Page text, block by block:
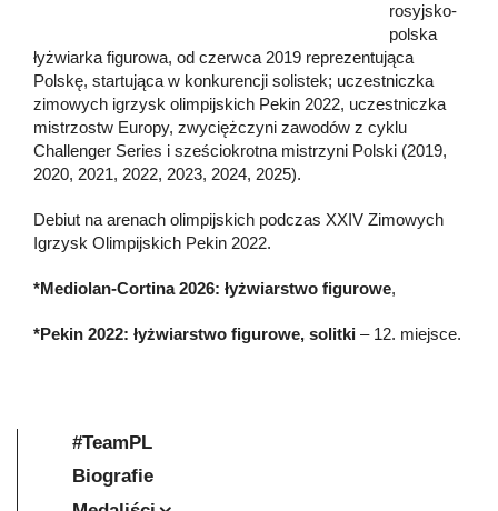
rosyjsko-
polska
łyżwiarka figurowa, od czerwca 2019 reprezentująca
Polskę, startująca w konkurencji solistek; uczestniczka
zimowych igrzysk olimpijskich Pekin 2022, uczestniczka
mistrzostw Europy, zwyciężczyni zawodów z cyklu
Challenger Series i sześciokrotna mistrzyni Polski (2019,
2020, 2021, 2022, 2023, 2024, 2025).
Debiut na arenach olimpijskich podczas XXIV Zimowych
Igrzysk Olimpijskich Pekin 2022.
*Mediolan-Cortina 2026: łyżwiarstwo figurowe,
*Pekin 2022: łyżwiarstwo figurowe, solitki – 12. miejsce.
#TeamPL
Biografie